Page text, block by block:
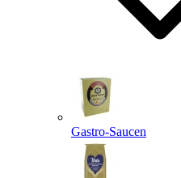
Gastro-Saucen